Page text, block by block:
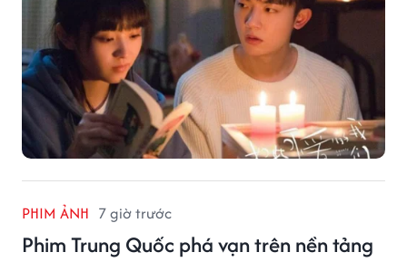
PHIM ẢNH 7 giờ trước
Phim Trung Quốc phá vạn trên nền tảng